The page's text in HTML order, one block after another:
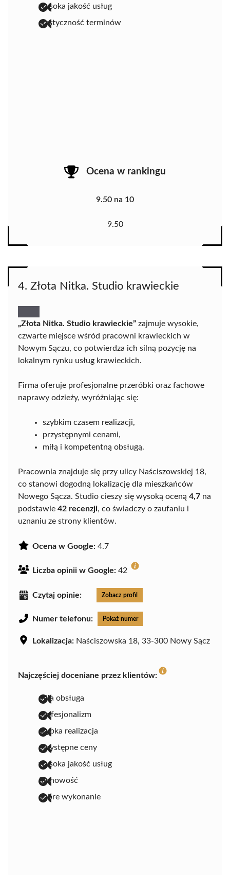
wysoka jakość usług
elastyczność terminów
Ocena w rankingu
9.50 na 10
9.50
4. Złota Nitka. Studio krawieckie
„Złota Nitka. Studio krawieckie” zajmuje wysokie,
czwarte miejsce wśród pracowni krawieckich w
Nowym Sączu, co potwierdza ich silną pozycję na
lokalnym rynku usług krawieckich.
Firma oferuje profesjonalne przeróbki oraz fachowe
naprawy odzieży, wyróżniając się:
szybkim czasem realizacji,
przystępnymi cenami,
miłą i kompetentną obsługą.
Pracownia znajduje się przy ulicy Naściszowskiej 18,
co stanowi dogodną lokalizację dla mieszkańców
Nowego Sącza. Studio cieszy się wysoką oceną 4,7 na
podstawie 42 recenzji, co świadczy o zaufaniu i
uznaniu ze strony klientów.
Ocena w Google: 4.7
Liczba opinii w Google: 42
Czytaj opinie: Zobacz profil
Numer telefonu: Pokaż numer
Lokalizacja: Naściszowska 18, 33-300 Nowy Sącz
Najczęściej doceniane przez klientów:
miła obsługa
profesjonalizm
szybka realizacja
przystępne ceny
wysoka jakość usług
fachowość
dobre wykonanie